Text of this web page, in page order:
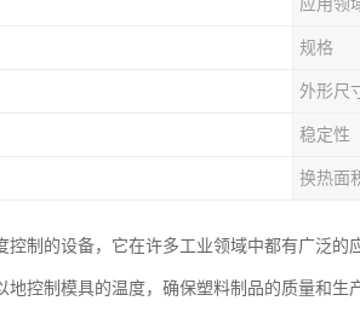
应用领
规格
外形尺
稳定性
换热面
制的设备，它在许多工业领域中都有广泛的
地控制模具的温度，确保塑料制品的质量和